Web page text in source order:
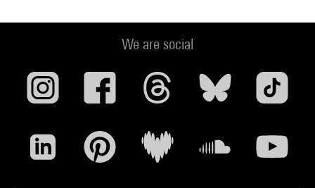
Henri Matisse : The Colour of Ideas. Masterpieces from the
juin-16 octobre 2022. - Paris/Budapest : éd. Centre
Pompidou/Museum of Fine Arts, 2022 (sous la dir. d''Aurélie
isbn 978-615-5987-85-4
Voir la notice sur le portail de la Bibliothèque Kandinsky
We are social